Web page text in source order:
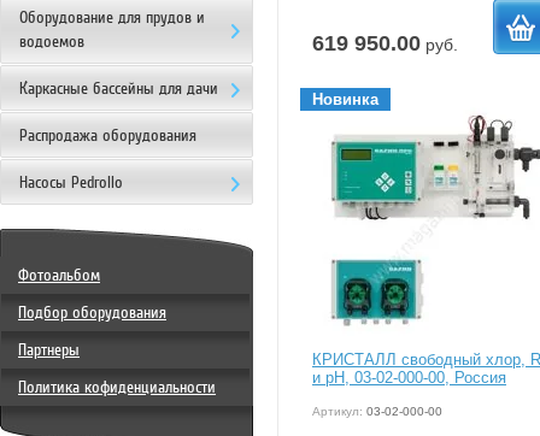
619 950.00 руб.
Новинка
КРИСТАЛЛ свободный хлор,
и рН, 03-02-000-00, Россия
Артикул: 03-02-000-00
Оборудование для прудов и
водоемов
Каркасные бассейны для дачи
Распродажа оборудования
Насосы Pedrollo
Фотоальбом
Подбор оборудования
Партнеры
Политика кофиденциальности